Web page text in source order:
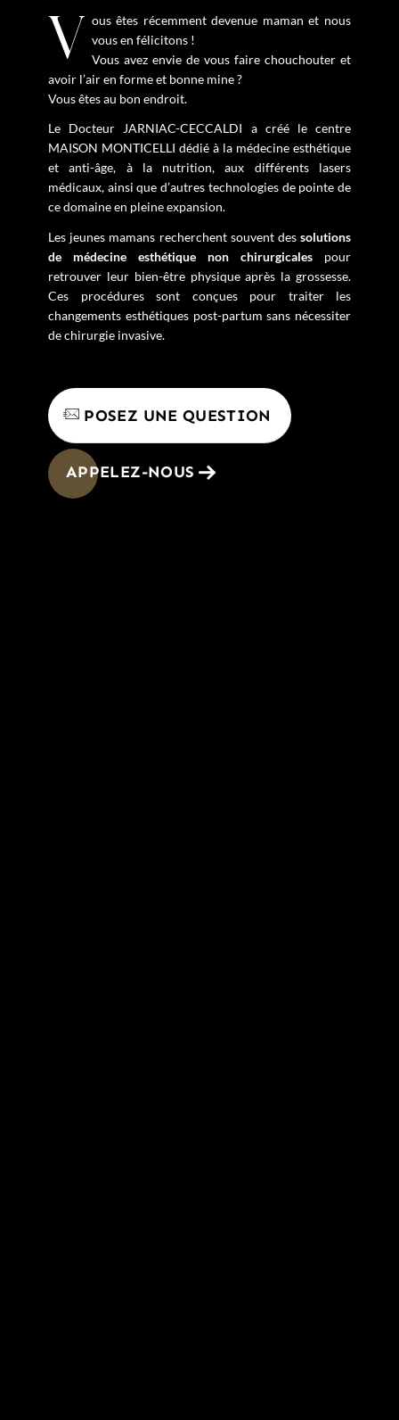
Vous êtes récemment devenue maman et nous
vous en félicitons !
Vous avez envie de vous faire chouchouter et
avoir l’air en forme et bonne mine ?
Vous êtes au bon endroit.
Le Docteur JARNIAC-CECCALDI a créé le centre
MAISON MONTICELLI dédié à la médecine esthétique
et anti-âge, à la nutrition, aux différents lasers
médicaux, ainsi que d’autres technologies de pointe de
ce domaine en pleine expansion.
Les jeunes mamans recherchent souvent des solutions
de médecine esthétique non chirurgicales pour
retrouver leur bien-être physique après la grossesse.
Ces procédures sont conçues pour traiter les
changements esthétiques post-partum sans nécessiter
de chirurgie invasive.
POSEZ UNE QUESTION
APPELEZ-NOUS